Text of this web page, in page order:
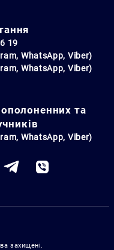
19
WhatsApp, Viber)
WhatsApp, Viber)
та
WhatsApp, Viber)
захищені.